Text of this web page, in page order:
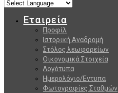
Εταιρεία
Προφίλ
Ιστορική Αναδρομή
Στόλος λεωφορείων
Οικονομικά Στοιχεία
Λογότυπα
Ημερολόγιο/Εντυπα
Φωτογραφίες Σταθμών